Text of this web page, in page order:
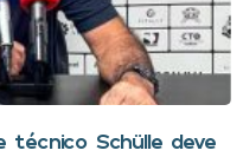
técnico Schülle deve